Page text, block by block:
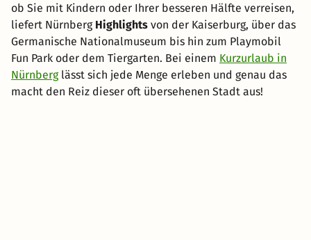
ob Sie mit Kindern oder Ihrer besseren Hälfte verreisen,
liefert Nürnberg Highlights von der Kaiserburg, über das
Germanische Nationalmuseum bis hin zum Playmobil
Fun Park oder dem Tiergarten. Bei einem Kurzurlaub in
Nürnberglässt sich jede Menge erleben und genau das
macht den Reiz dieser oft übersehenen Stadt aus!